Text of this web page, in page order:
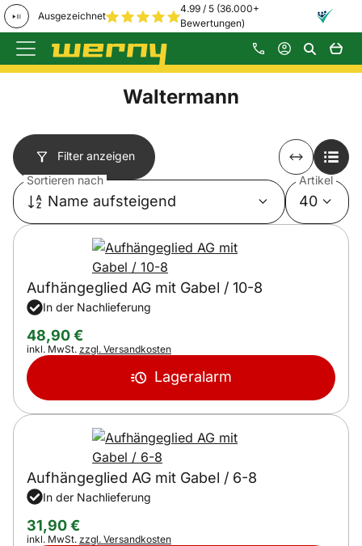
Ausgezeichnet
4.99 / 5 (36.000+
Bewertungen)
Zum Hauptinhalt springen
Waltermann
Filter anzeigen
Sortieren nach
Name aufsteigend
Artikel
40
Aufhängeglied AG mit Gabel / 10-8
In der Nachlieferung
48,90€
Steuerhinweis:
inkl. MwSt. zzgl. Versandkosten
Lageralarm
Aufhängeglied AG mit Gabel / 6-8
In der Nachlieferung
31,90€
Steuerhinweis:
inkl. MwSt. zzgl. Versandkosten